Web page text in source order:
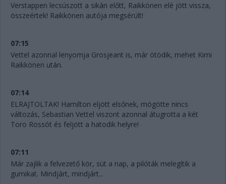
Verstappen lecsúszott a sikán előtt, Raikkönen elé jött vissza,
összeértek! Raikkönen autója megsérült!
07:15
Vettel azonnal lenyomja Grosjeant is, már ötödik, mehet Kimi
Raikkönen után.
07:14
ELRAJTOLTAK! Hamilton eljött elsőnek, mögötte nincs
változás, Sebastian Vettel viszont azonnal átugrotta a két
Toro Rossót és feljött a hatodik helyre!
07:11
Már zajlik a felvezető kör, süt a nap, a pilóták melegítik a
gumikat. Mindjárt, mindjárt...